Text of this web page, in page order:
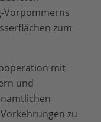
Vorpommerns
zum
mit
und
zu